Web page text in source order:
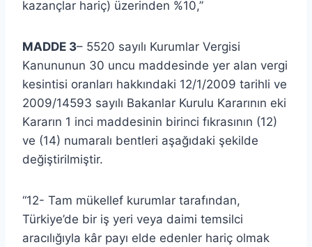
kazançlar hariç) üzerinden %10,”
MADDE 3– 5520 sayılı Kurumlar Vergisi
Kanununun 30 uncu maddesinde yer alan vergi
kesintisi oranları hakkındaki 12/1/2009 tarihli ve
2009/14593 sayılı Bakanlar Kurulu Kararının eki
Kararın 1 inci maddesinin birinci fıkrasının (12)
ve (14) numaralı bentleri aşağıdaki şekilde
değiştirilmiştir.
“12- Tam mükellef kurumlar tarafından,
Türkiye’de bir iş yeri veya daimi temsilci
aracılığıyla kâr payı elde edenler hariç olmak